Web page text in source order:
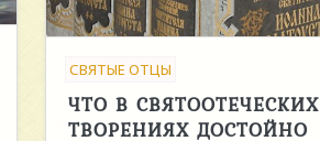
СВЯТЫЕ ОТЦЫ
ЧТО В СВЯТООТЕЧЕСКИХ
ТВОРЕНИЯХ ДОСТОЙНО